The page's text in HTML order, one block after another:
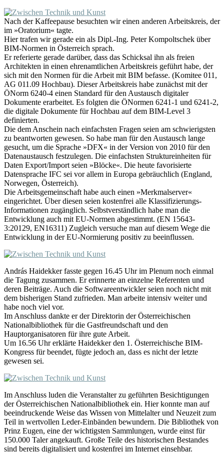
Nach der Kaffeepause besuchten wir einen anderen Arbeitskreis, der
im »Oratorium« tagte.
Hier trafen wir gerade ein als Dipl.-Ing. Peter Kompoltschek über
BIM-Normen in Österreich sprach.
Er referierte gerade darüber, dass das Schicksal ihn als freien
Architekten in einen ehrenamtlichen Arbeitskreis geführt habe, der
sich mit den Normen für die Arbeit mit BIM befasse. (Komitee 011,
AG 011.09 Hochbau). Dieser Arbeitskreis habe zunächst mit der
ÖNorm 6240-4 einen Standard für den Austausch digitaler
Dokumente erarbeitet. Es folgten die ÖNormen 6241-1 und 6241-2,
die digitale Dokumente für Hochbau auf dem BIM-Level 3
definierten.
Die dem Anschein nach einfachsten Fragen seien am schwierigsten
zu beantworten gewesen. So habe man für den Austausch lange
gesucht, um die Sprache »DFX« in der Version von 2010 für den
Datenaustausch festzulegen. Die einfachsten Struktureinheiten für
Daten Export/Import seien »Blöcke«. Die heute favorisierte
Datensprache IFC sei vor allem in Europa gebräuchlich (England,
Norwegen, Österreich).
Die Arbeitsgemeinschaft habe auch einen »Merkmalserver«
eingerichtet. Über diesen seien kostenfrei alle Klassifizierungs-
Informationen zugänglich. Selbstverständlich habe man die
Entwicklung auch mit EU-Normen abgestimmt. (EN 15643-
3:20129, EN16311) Zugleich versuche man auf diesem Wege die
Entwicklung in der EU-Normierung positiv zu beeinflussen.
András Haidekker fasste gegen 16.45 Uhr im Plenum noch einmal
die Tagung zusammen. Er erinnerte an einzelne Referenten und
deren Beiträge. Auch die Softwareentwickler seien noch nicht mit
dem bisherigen Stand zufrieden. Man arbeite intensiv weiter und
habe noch viel vor.
Im Anschluss dankte er der Direktorin der Österreichischen
Nationalbibliothek für die Gastfreundschaft und den
Hauptorganisatoren für ihre gute Arbeit.
Um 16.56 Uhr erklärte Haidekker den 1. Österreichische BIM-
Kongress für beendet, fügte jedoch an, dass es nicht der letzte
gewesen sei.
Im Anschluss luden die Veranstalter zu geführten Besichtigungen
der Österreichischen Nationalbibliothek ein. Hier konnte man auf
beeindruckende Weise das Wissen von Mittelalter und Neuzeit zum
Teil in wertvollen Leder-Einbänden bewundern. Die Bibliothek von
Prinz Eugen, eine der wichtigsten Sammlungen, wurde einst für
150.000 Taler angekauft. Große Teile des historischen Bestandes
sind bereits digitalisiert und kostenfrei im Internet einsehbar.